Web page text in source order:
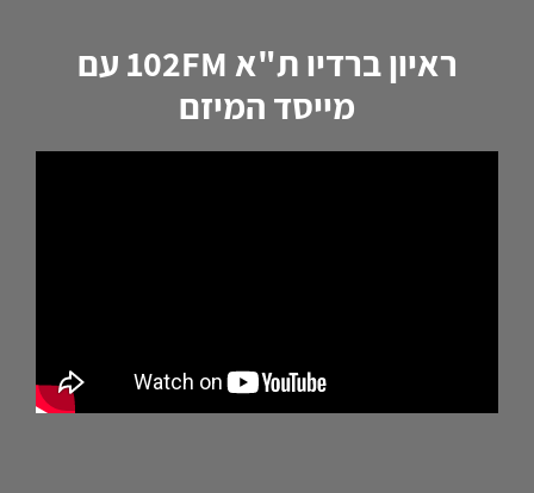
ראיון ברדיו ת"א 102FM עם
מייסד המיזם